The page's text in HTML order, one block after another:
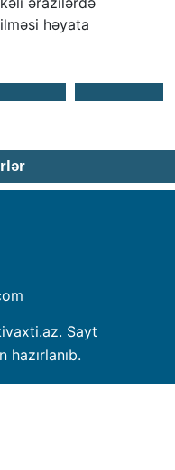
həyata
Sayt
hazırlanıb.